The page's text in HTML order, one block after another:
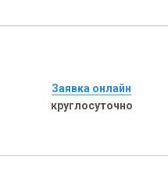
Заявка онлайн
круглосуточно